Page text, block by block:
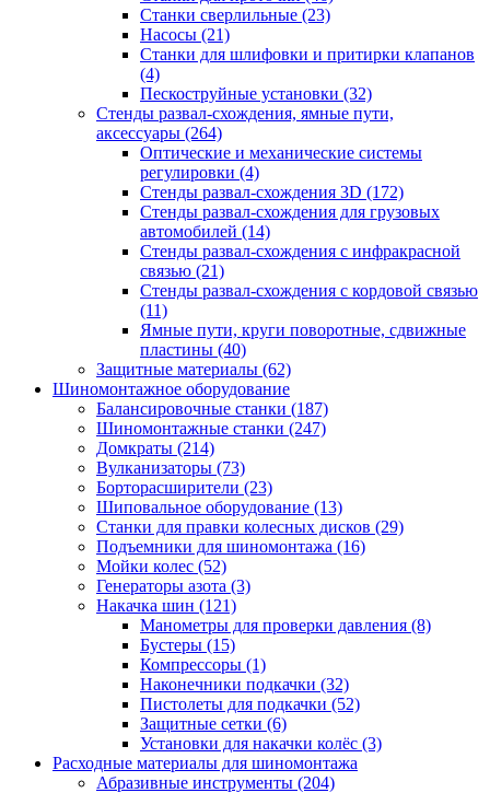
Станки сверлильные (23)
Насосы (21)
Станки для шлифовки и притирки клапанов
(4)
Пескоструйные установки (32)
Стенды развал-схождения, ямные пути,
аксессуары (264)
Оптические и механические системы
регулировки (4)
Стенды развал-схождения 3D (172)
Стенды развал-схождения для грузовых
автомобилей (14)
Стенды развал-схождения с инфракрасной
связью (21)
Стенды развал-схождения с кордовой связью
(11)
Ямные пути, круги поворотные, сдвижные
пластины (40)
Защитные материалы (62)
Шиномонтажное оборудование
Балансировочные станки (187)
Шиномонтажные станки (247)
Домкраты (214)
Вулканизаторы (73)
Борторасширители (23)
Шиповальное оборудование (13)
Станки для правки колесных дисков (29)
Подъемники для шиномонтажа (16)
Мойки колес (52)
Генераторы азота (3)
Накачка шин (121)
Манометры для проверки давления (8)
Бустеры (15)
Компрессоры (1)
Наконечники подкачки (32)
Пистолеты для подкачки (52)
Защитные сетки (6)
Установки для накачки колёс (3)
Расходные материалы для шиномонтажа
Абразивные инструменты (204)